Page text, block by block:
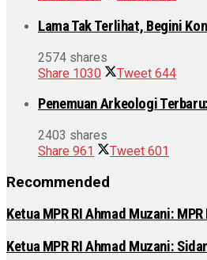
Lama Tak Terlihat, Begini
2574 shares
Share 1030 Tweet 644
Penemuan Arkeologi
2403 shares
Share 961 Tweet 601
Recommended
Ketua MPR RI Ahmad Muzani:
Ketua MPR RI Ahmad Muzani: